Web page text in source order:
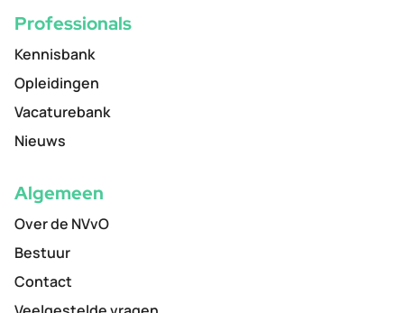
Professionals
Kennisbank
Opleidingen
Vacaturebank
Nieuws
Algemeen
Over de NVvO
Bestuur
Contact